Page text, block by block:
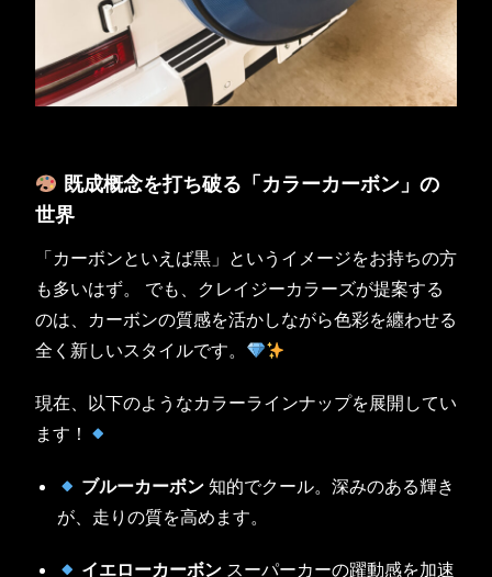
既成概念を打ち破る「カラーカーボン」の
世界
「カーボンといえば黒」というイメージをお持ちの方
も多いはず。 でも、クレイジーカラーズが提案する
のは、カーボンの質感を活かしながら色彩を纏わせる
全く新しいスタイルです。
現在、以下のようなカラーラインナップを展開してい
ます！
ブルーカーボン知的でクール。深みのある輝き
が、走りの質を高めます。
イエローカーボンスーパーカーの躍動感を加速